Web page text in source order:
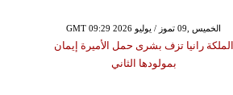
GMT 09:29 2026 الخميس ,09 تموز / يوليو
الملكة رانيا تزف بشرى حمل الأميرة إيمان
بمولودها الثاني